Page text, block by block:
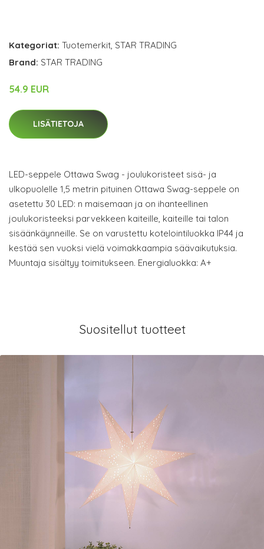
Kategoriat: Tuotemerkit, STAR TRADING
Brand: STAR TRADING
54.9 EUR
LISÄTIETOJA
LED-seppele Ottawa Swag - joulukoristeet sisä- ja
ulkopuolelle 1,5 metrin pituinen Ottawa Swag-seppele on
asetettu 30 LED: n maisemaan ja on ihanteellinen
joulukoristeeksi parvekkeen kaiteille, kaiteille tai talon
sisäänkäynneille. Se on varustettu kotelointiluokka IP44 ja
kestää sen vuoksi vielä voimakkaampia säävaikutuksia.
Muuntaja sisältyy toimitukseen. Energialuokka: A+
Suositellut tuotteet